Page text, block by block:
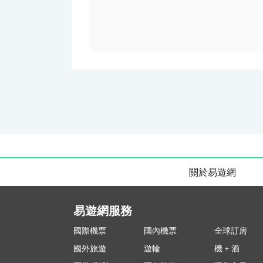
關於易遊網
易遊網服務
國際機票 國內機票
全球訂房
國外旅遊
遊輪
機 + 酒